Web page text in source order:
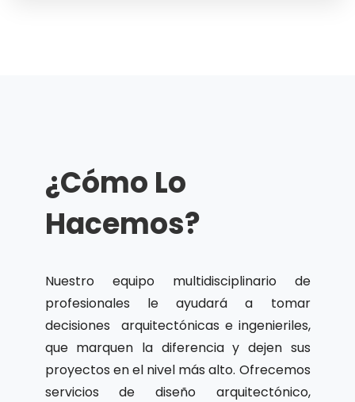
¿Cómo Lo
Hacemos?
Nuestro equipo multidisciplinario de
profesionales le ayudará a tomar
decisiones arquitectónicas e ingenieriles,
que marquen la diferencia y dejen sus
proyectos en el nivel más alto. Ofrecemos
servicios de diseño arquitectónico,